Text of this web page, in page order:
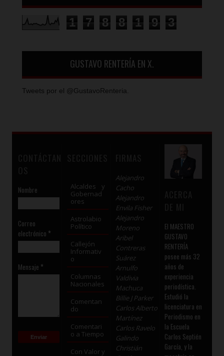
1 7 8 8 1 9 3
GUSTAVO RENTERÍA EN X.
Tweets por el @GustavoRenteria.
Nombre
Correo
electrónico *
Mensaje *
Alcaldes y
Gobernad
ores
Astrolabio
Político
Callejón
Informativ
o
Columnas
Nacionales
Comentan
do
Comentari
o a Tiempo
Con Valor y
Alejandro
Cacho
Alejandro
Envila Fisher
Alejandro
Moreno
Aribel
Contreras
Suárez
Arnulfo
Valdivia
Machuca
Billie J Parker
Carlos Alberto
Martínez
Carlos Ravelo
Galindo
Christián
El MAESTRO
GUSTAVO
RENTERÍA
posee más 32
años de
experiencia
periodística.
Estudió la
licenciatura en
Periodismo en
la Escuela
Carlos Septién
García, y la